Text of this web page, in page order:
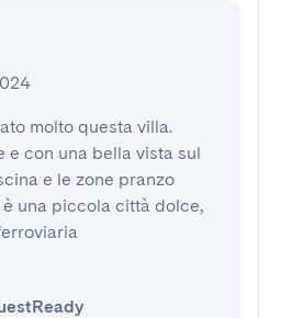
molto questa villa.
e con una bella vista sul
e le zone pranzo
una piccola città dolce,